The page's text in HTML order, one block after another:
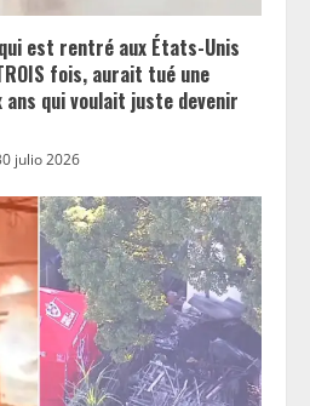
est rentré aux États-Unis
fois, aurait tué une
qui voulait juste devenir
julio 2026